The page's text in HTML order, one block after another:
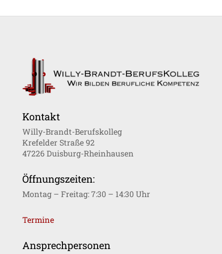
Kontakt
Willy-Brandt-Berufskolleg
Krefelder Straße 92
47226 Duisburg-Rheinhausen
Öffnungszeiten:
Montag – Freitag: 7:30 – 14:30 Uhr
Termine
Ansprechpersonen